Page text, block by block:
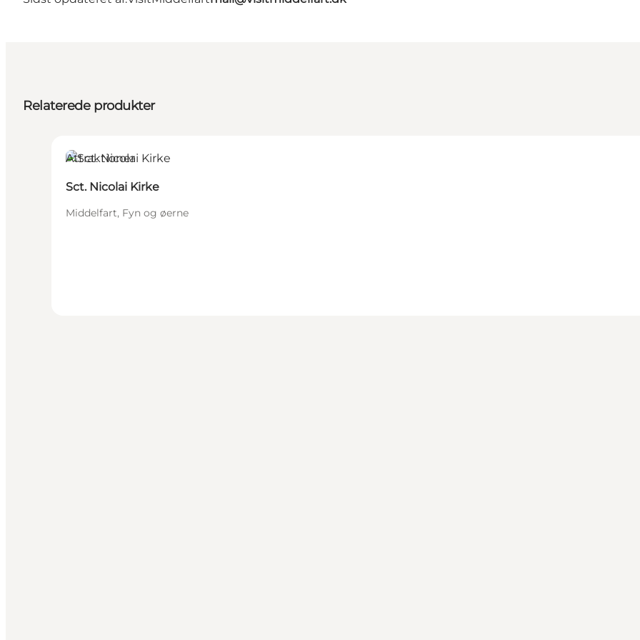
Relaterede produkter
Attraktioner
Sct. Nicolai Kirke
Middelfart, Fyn og øerne